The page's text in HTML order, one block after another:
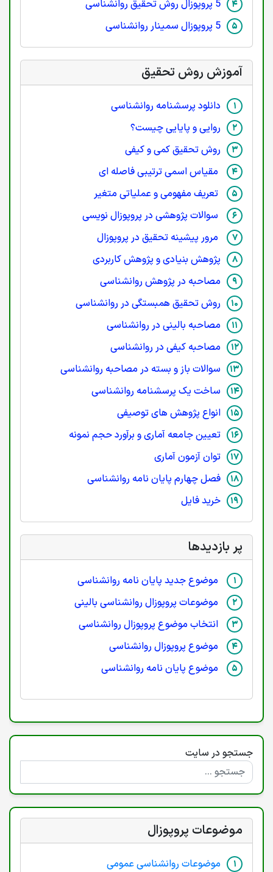
5 پروپوزال روش تحقیق روانشناسی
5 پروپوزال سمینار روانشناسی
آموزش روش تحقیق
دانلود پرسشنامه روانشناسی
روایی و پایایی چیست؟
روش تحقیق کمی و کیفی
مقیاس اسمی ترتیبی فاصله ای
تعریف مفهومی و عملیاتی متغیر
سوالات پژوهشی در پروپوزال نویسی
مرور پیشینه تحقیق در پروپوزال
پژوهش بنیادی و پژوهش کاربردی
مصاحبه در پژوهش روانشناسی
روش تحقیق همبستگی در روانشناسی
مصاحبه بالینی در روانشناسی
مصاحبه کیفی در روانشناسی
سوالات باز و بسته در مصاحبه روانشناسی
ساخت یک پرسشنامه روانشناسی
انواع پژوهش های توصیفی
تعیین جامعه آماری و برآورد حجم نمونه
توان آزمون آماری
فصل چهارم پایان نامه روانشناسی
خرید فایل
پر بازدیدها
موضوع جدید پایان نامه روانشناسی
موضوعات پروپوزال روانشناسی بالینی
انتخاب موضوع پروپوزال روانشناسی
موضوع پروپوزال روانشناسی
موضوع پایان نامه روانشناسی
جستجو در سایت
موضوعات پروپوزال
موضوعات روانشناسی عمومی